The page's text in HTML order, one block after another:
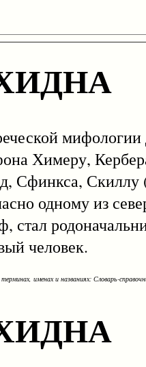
Химеру,
Сфинкса,
одному из
стал
человек.
именах и названиях: Словарь-